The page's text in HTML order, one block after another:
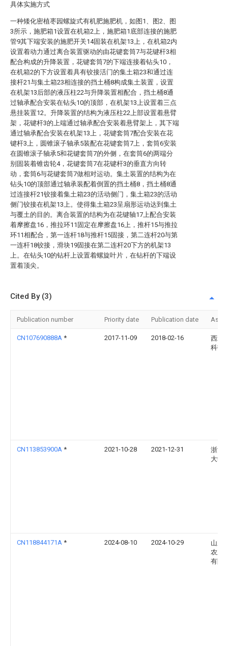
具体实施方式
一种矮化密植枣园螺旋式有机肥施肥机，如图1、图2、图
3所示，施肥箱1设置在机箱2上，施肥箱1底部连接的施肥
管9其下端安装的施肥开关14固装在机架13上，在机箱2内
设置着动力通过离合装置驱动的由花键套筒7与花键杆3相
配合构成的升降装置，花键套筒7的下端连接着钻头10，
在机箱2的下方设置着具有铰接活门的集土箱23和通过连
接杆21与集土箱23相连接的挡土桶8构成集土装置，设置
在机架13后部的液压柱22与升降装置相配合，挡土桶8通
过轴承配合安装在钻头10的顶部，在机架13上设置着三点
悬挂装置12。升降装置的结构为液压柱22上部设置着悬臂
架，花键杆3的上端通过轴承配合安装着悬臂架上，其下端
通过轴承配合安装在机架13上，花键套筒7配合安装在花
键杆3上，圆锥滚子轴承5装配在花键套筒7上，套筒6安装
在圆锥滚子轴承5和花键套筒7的外侧，在套筒6的两端分
别固装着锥齿轮4，花键套筒7在花键杆3的垂直方向转
动，套筒6与花键套筒7做相对运动。集土装置的结构为在
钻头10的顶部通过轴承装配着倒置的挡土桶8，挡土桶8通
过连接杆21铰接着集土箱23的活动侧门，集土箱23的活动
侧门铰接在机架13上。使得集土箱23呈扇形运动达到集土
与覆土的目的。离合装置的结构为在花键轴17上配合安装
着摩擦盘16，推拉环11固定在摩擦盘16上，推杆15与推拉
环11相配合，第一连杆18与推杆15固接，第二连杆20与第
一连杆18铰接，滑块19固接在第二连杆20下方的机架13
上。在钻头10的钻杆上设置着螺旋叶片，在钻杆的下端设
置着顶尖。
Cited By (3)
Publication number Priority date Publication date
CN107690888A * 2017-11-09 2018-02-16
西北
科技
CN113853900A * 2021-10-28 2021-12-31
浙江
大学
CN118844171A * 2024-08-10 2024-10-29
山东
农业
有限